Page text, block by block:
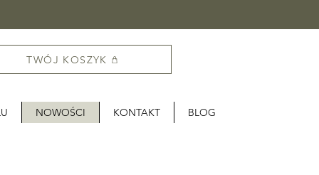
TWÓJ KOSZYK
NOWOŚCI KONTAKT BLOG